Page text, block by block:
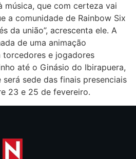
música, que com certeza vai
a comunidade de Rainbow Six
da união”, acrescenta ele. A
de uma animação
torcedores e jogadores
até o Ginásio do Ibirapuera,
sede das finais presenciais
23 e 25 de fevereiro.